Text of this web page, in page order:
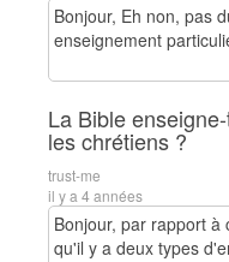
Bonjour, Eh non, pas
enseignement
La Bible
les chrétiens ?
trust-me
il y a 4 années
Bonjour, par rapport
qu'il y a deux types